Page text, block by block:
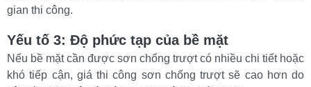
gian thi công.
Yếu tố 3: Độ phức tạp của bề mặt
Nếu bề mặt cần được sơn chống trượt có nhiều chi tiết hoặc
khó tiếp cận, giá thi công sơn chống trượt sẽ cao hơn do